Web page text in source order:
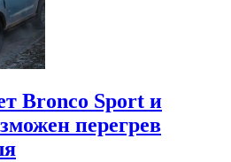
Bronco Sport и
перегрев